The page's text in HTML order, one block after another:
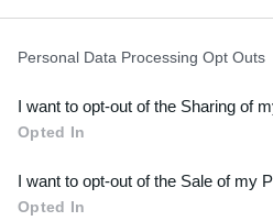
Downstream Participants
third parties.
Personal Data Processing Opt Outs
I want to opt-out of the Sharing of
Opted In
I want to opt-out of the Sale of my
Opted In